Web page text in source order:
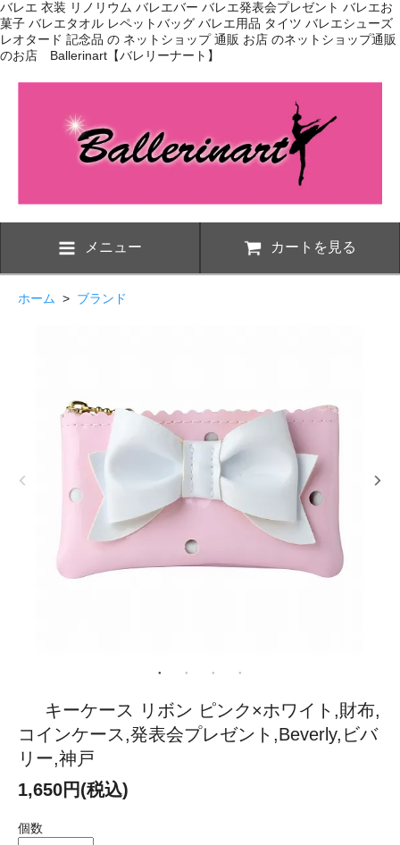
バレエ 衣装 リノリウム バレエバー バレエ発表会プレゼント バレエお
菓子 バレエタオル レペットバッグ バレエ用品 タイツ バレエシューズ
レオタード 記念品 の ネットショップ 通販 お店 のネットショップ通販
のお店 Ballerinart【バレリーナート】
メニュー カートを見る
ホーム > ブランド
キーケース リボン ピンク×ホワイト,財布,
コインケース,発表会プレゼント,Beverly,ビバ
リー,神戸
1,650円(税込)
個数